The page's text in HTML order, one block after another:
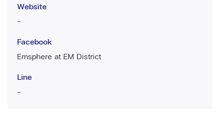
Website
-
Facebook
Emsphere at EM District
Line
-